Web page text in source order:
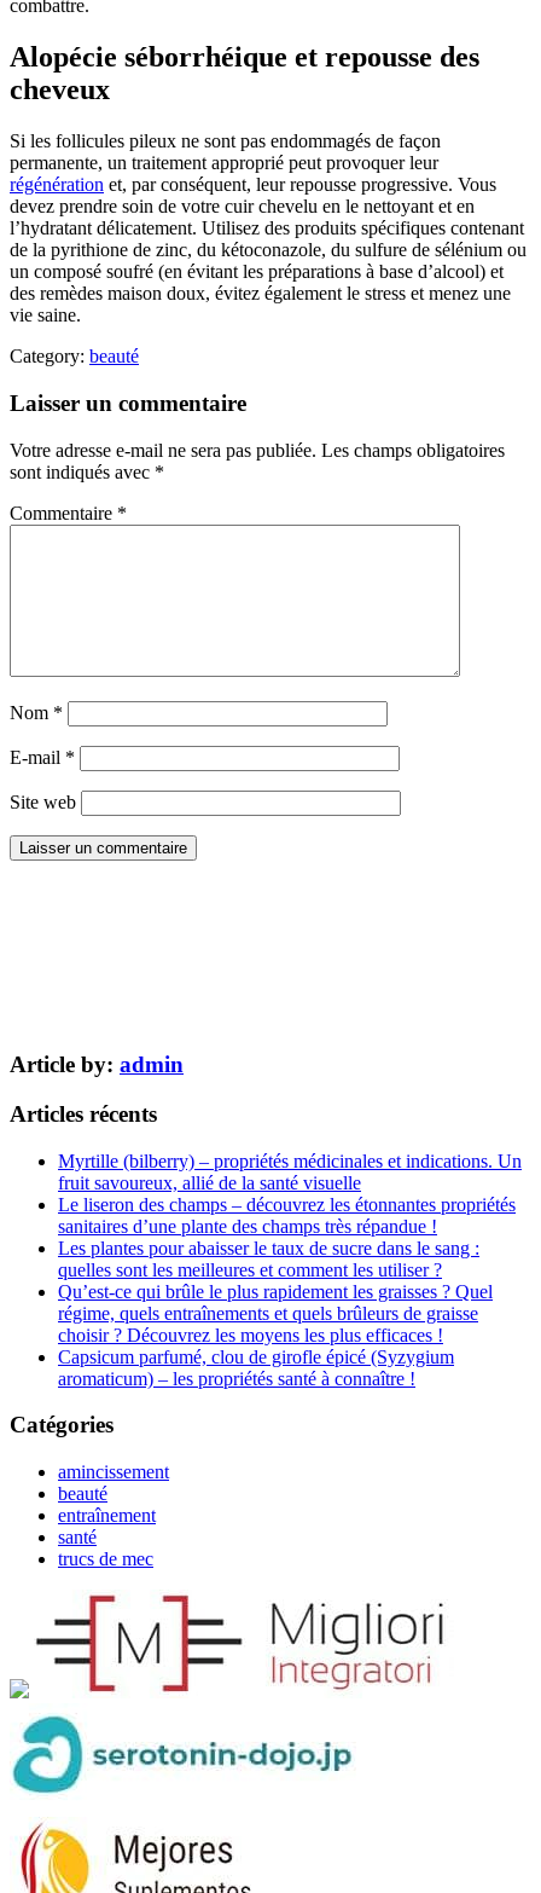
combattre.
Alopécie séborrhéique et repousse des
cheveux
Si les follicules pileux ne sont pas endommagés de façon
permanente, un traitement approprié peut provoquer leur
régénération et, par conséquent, leur repousse progressive. Vous
devez prendre soin de votre cuir chevelu en le nettoyant et en
l’hydratant délicatement. Utilisez des produits spécifiques contenant
de la pyrithione de zinc, du kétoconazole, du sulfure de sélénium ou
un composé soufré (en évitant les préparations à base d’alcool) et
des remèdes maison doux, évitez également le stress et menez une
vie saine.
Category: beauté
Laisser un commentaire
Votre adresse e-mail ne sera pas publiée. Les champs obligatoires
sont indiqués avec *
Commentaire *
Nom *
E-mail *
Site web
Article by: admin
Articles récents
Myrtille (bilberry) – propriétés médicinales et indications. Un
fruit savoureux, allié de la santé visuelle
Le liseron des champs – découvrez les étonnantes propriétés
sanitaires d’une plante des champs très répandue !
Les plantes pour abaisser le taux de sucre dans le sang :
quelles sont les meilleures et comment les utiliser ?
Qu’est-ce qui brûle le plus rapidement les graisses ? Quel
régime, quels entraînements et quels brûleurs de graisse
choisir ? Découvrez les moyens les plus efficaces !
Capsicum parfumé, clou de girofle épicé (Syzygium
aromaticum) – les propriétés santé à connaître !
Catégories
amincissement
beauté
entraînement
santé
trucs de mec